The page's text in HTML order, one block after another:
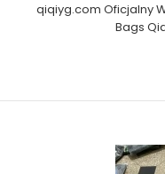
qiqiyg.com Oficjalny
Bags